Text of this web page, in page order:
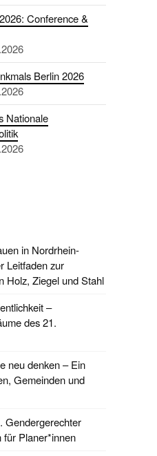
Conference &
Berlin 2026
Nationale
in Nordrhein-
Leitfaden zur
Holz, Ziegel und Stahl
–
des 21.
neu denken – Ein
Gemeinden und
Gendergerechter
für Planer*innen